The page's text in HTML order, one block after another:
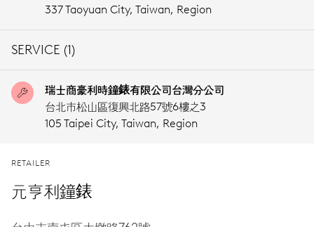
337 Taoyuan City, Taiwan, Region
SERVICE (1)
瑞士商豪利時鐘錶有限公司台灣分公司
台北市松山區復興北路57號6樓之3
105 Taipei City, Taiwan, Region
RETAILER
元亨利鐘錶